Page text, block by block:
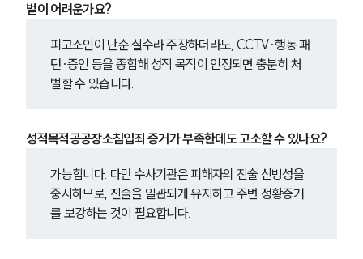
벌이 어려운가요?
피고소인이 단순 실수라 주장하더라도, CCTV·행동 패
턴·증언 등을 종합해 성적 목적이 인정되면 충분히 처
벌할 수 있습니다.
성적목적공공장소침입죄 증거가 부족한데도 고소할 수 있나요?
가능합니다. 다만 수사기관은 피해자의 진술 신빙성을
중시하므로, 진술을 일관되게 유지하고 주변 정황증거
를 보강하는 것이 필요합니다.